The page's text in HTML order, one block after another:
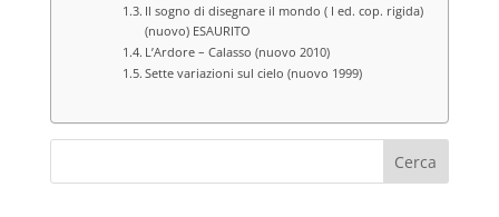
Il sogno di disegnare il mondo ( I ed. cop. rigida)
(nuovo) ESAURITO
L’Ardore – Calasso (nuovo 2010)
Sette variazioni sul cielo (nuovo 1999)